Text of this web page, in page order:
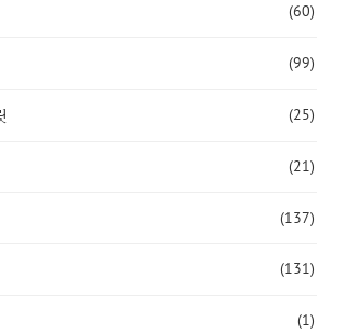
(60)
(99)
(25)
(21)
(137)
(131)
(1)